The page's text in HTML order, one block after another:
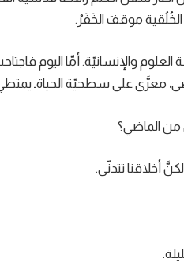
الخُلُقية موقفَ الخَفَرْ.
والإنسانيّة. أمّا اليوم
معرَّى على سطحيّة الحياةـ
من الماضي؟
أخلاقنا تتدنّى.